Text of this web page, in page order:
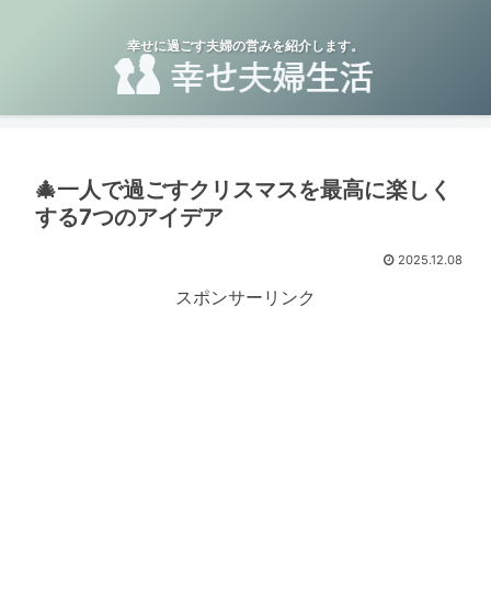
幸せに過ごす夫婦の営みを紹介します。
🎄一人で過ごすクリスマスを最高に楽しく
する7つのアイデア
2025.12.08
スポンサーリンク